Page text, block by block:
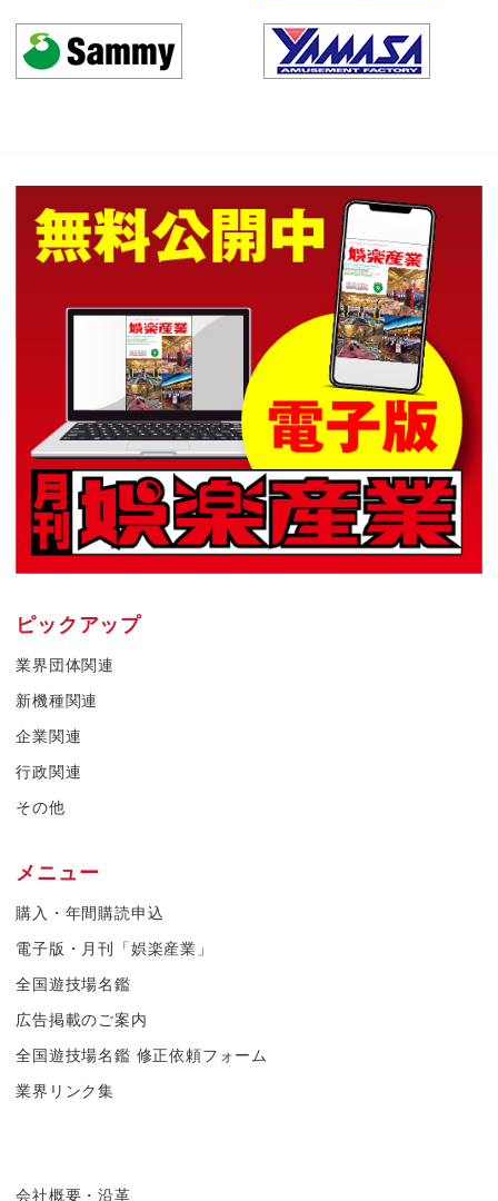
ピックアップ
業界団体関連
新機種関連
企業関連
行政関連
その他
メニュー
購入・年間購読申込
電子版・月刊「娯楽産業」
全国遊技場名鑑
広告掲載のご案内
全国遊技場名鑑 修正依頼フォーム
業界リンク集
会社概要・沿革